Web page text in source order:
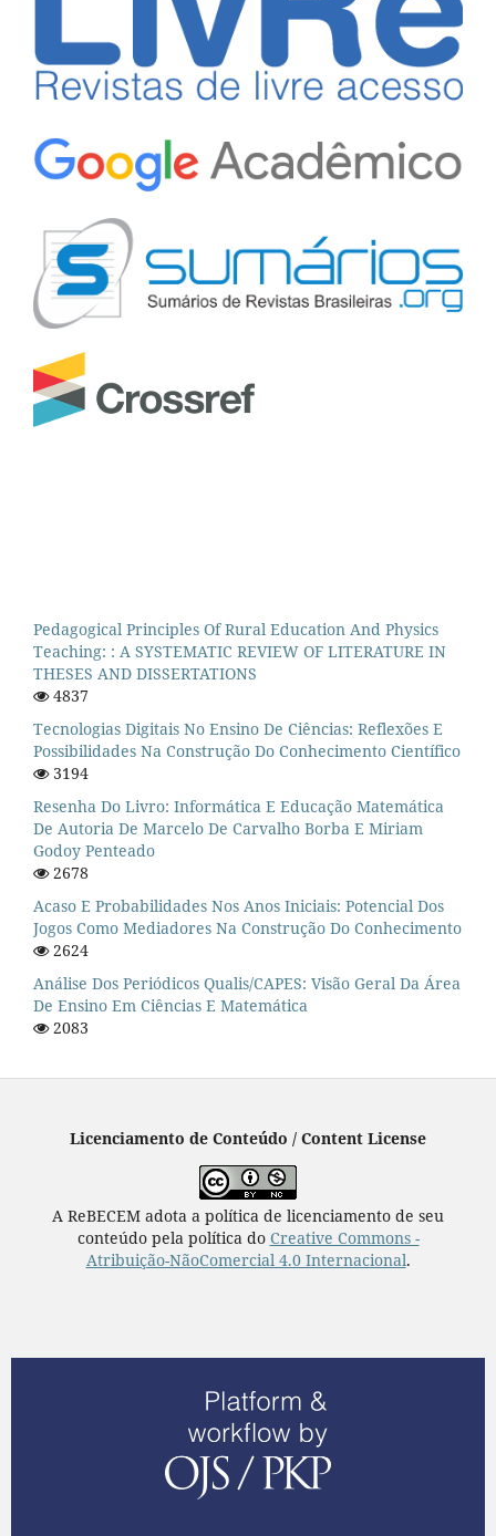
Pedagogical Principles Of Rural Education And Physics
Teaching: : A SYSTEMATIC REVIEW OF LITERATURE IN
THESES AND DISSERTATIONS
4837
Tecnologias Digitais No Ensino De Ciências: Reflexões E
Possibilidades Na Construção Do Conhecimento Científico
3194
Resenha Do Livro: Informática E Educação Matemática
De Autoria De Marcelo De Carvalho Borba E Miriam
Godoy Penteado
2678
Acaso E Probabilidades Nos Anos Iniciais: Potencial Dos
Jogos Como Mediadores Na Construção Do Conhecimento
2624
Análise Dos Periódicos Qualis/CAPES: Visão Geral Da Área
De Ensino Em Ciências E Matemática
2083
Licenciamento de Conteúdo / Content License
A ReBECEM adota a política de licenciamento de seu
conteúdo pela política do Creative Commons -
Atribuição-NãoComercial 4.0 Internacional.